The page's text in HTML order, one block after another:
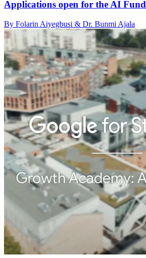
Applications open for the AI Fund
By Folarin Aiyegbusi & Dr. Bunmi Ajala